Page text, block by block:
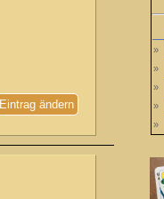
Eintrag ändern
»
»
»
»
»